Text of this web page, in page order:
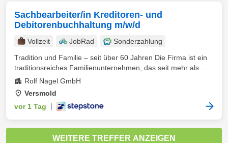
Sachbearbeiter/in Kreditoren- und
Debitorenbuchhaltung m/w/d
Vollzeit JobRad
Sonderzahlung
Tradition und Familie – seit über 60 Jahren Die Firma ist ein
traditionsreiches Familienunternehmen, das seit mehr als ...
Rolf Nagel GmbH
Versmold
vor 1 Tag
WEITERE TREFFER ANZEIGEN